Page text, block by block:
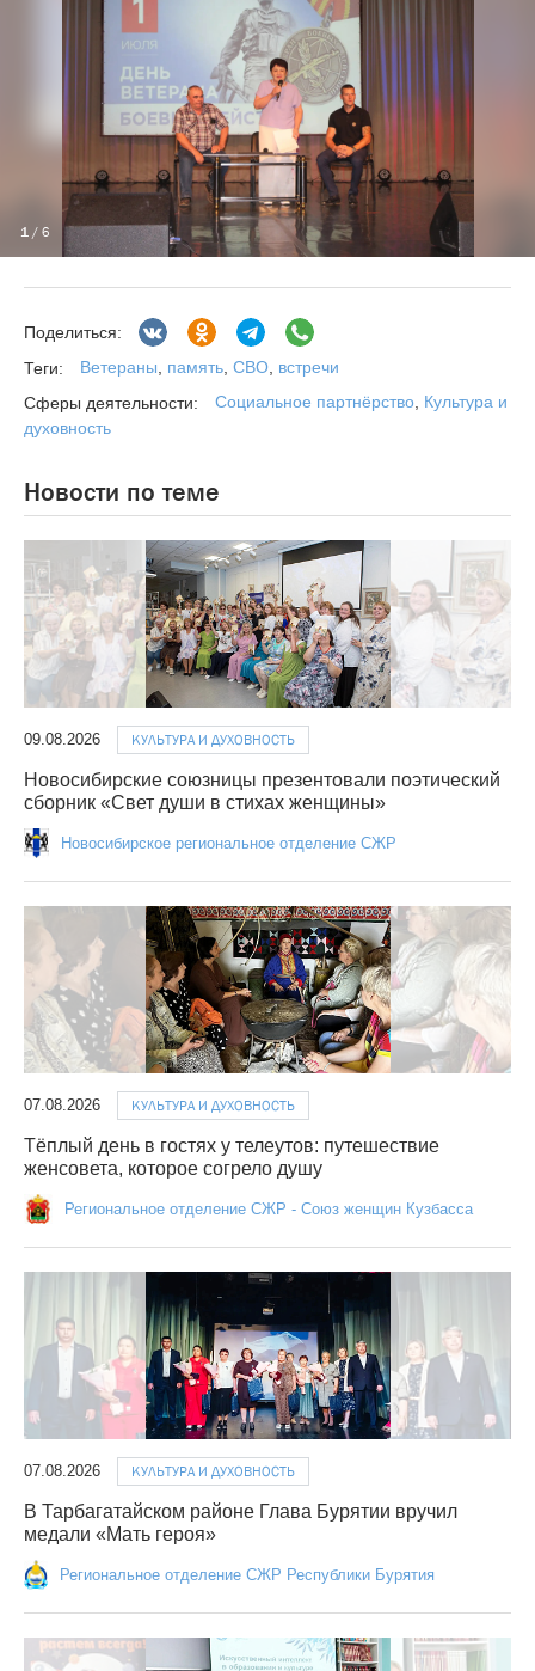
1 / 6
Поделиться:
Теги:
Ветераны память СВО встречи
Сферы деятельности:
Социальное партнёрство Культура и
духовность
Новости по теме
09.08.2026 КУЛЬТУРА И ДУХОВНОСТЬ
Новосибирские союзницы презентовали поэтический
сборник «Свет души в стихах женщины»
Новосибирское региональное отделение СЖР
07.08.2026 КУЛЬТУРА И ДУХОВНОСТЬ
Тёплый день в гостях у телеутов: путешествие
женсовета, которое согрело душу
Региональное отделение СЖР - Союз женщин Кузбасса
07.08.2026 КУЛЬТУРА И ДУХОВНОСТЬ
В Тарбагатайском районе Глава Бурятии вручил
медали «Мать героя»
Региональное отделение СЖР Республики Бурятия